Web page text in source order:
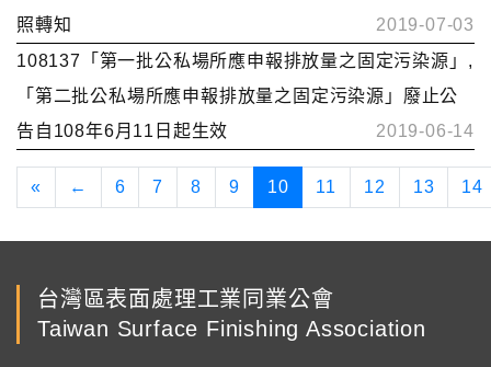
照轉知
2019-07-03
108137「第一批公私場所應申報排放量之固定污染源」,
「第二批公私場所應申報排放量之固定污染源」廢止公
告自108年6月11日起生效
2019-06-14
« ← 6 7 8 9 10 11 12 13 14
台灣區表面處理工業同業公會
Taiwan Surface Finishing Association